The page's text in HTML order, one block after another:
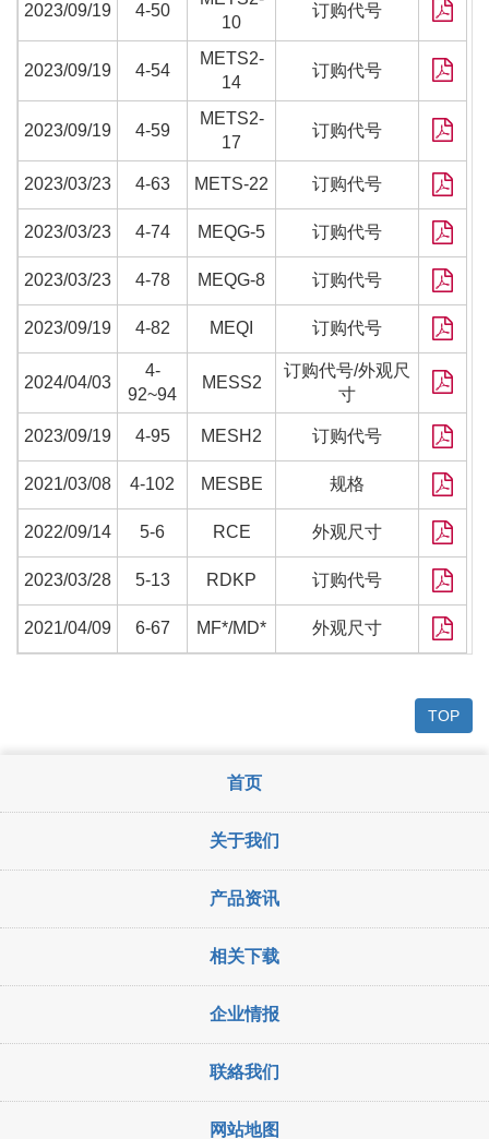
2023/09/19 4-50
10
订购代号
2023/09/19 4-54
METS2-
14
订购代号
2023/09/19 4-59
METS2-
17
订购代号
2023/03/23 4-63 METS-22 订购代号
2023/03/23 4-74 MEQG-5 订购代号
2023/03/23 4-78 MEQG-8 订购代号
2023/09/19 4-82 MEQI 订购代号
2024/04/03
4-
92~94
MESS2
订购代号/外观尺
寸
2023/09/19 4-95 MESH2 订购代号
2021/03/08 4-102 MESBE 规格
2022/09/14 5-6 RCE 外观尺寸
2023/03/28 5-13 RDKP 订购代号
2021/04/09 6-67 MF*/MD* 外观尺寸
TOP
首页
关于我们
产品资讯
相关下载
企业情报
联絡我们
网站地图